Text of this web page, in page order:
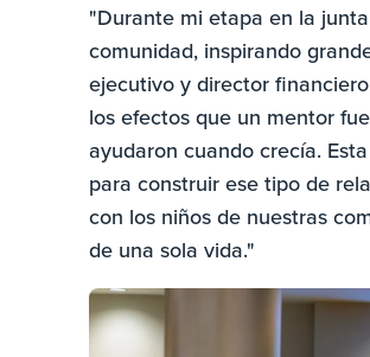
"Durante mi etapa en la
comunidad, inspirando
ejecutivo y director
los efectos que un mentor
ayudaron cuando crecía.
para construir ese tipo de
con los niños de nuestras
de una sola vida."